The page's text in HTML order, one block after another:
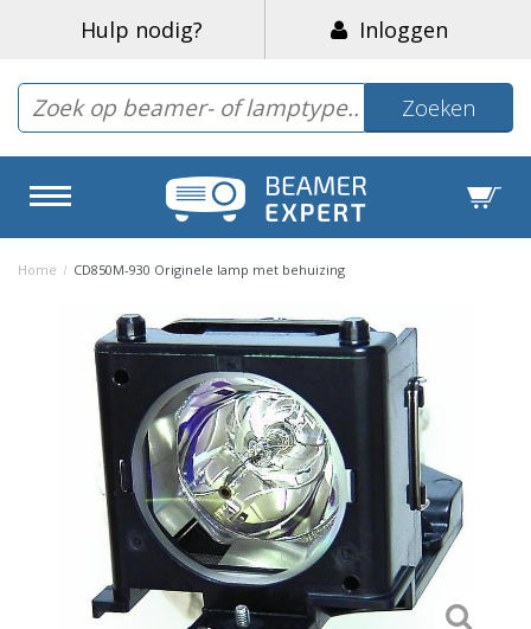
Hulp nodig? Inloggen
Zoeken
Home / CD850M-930 Originele lamp met behuizing